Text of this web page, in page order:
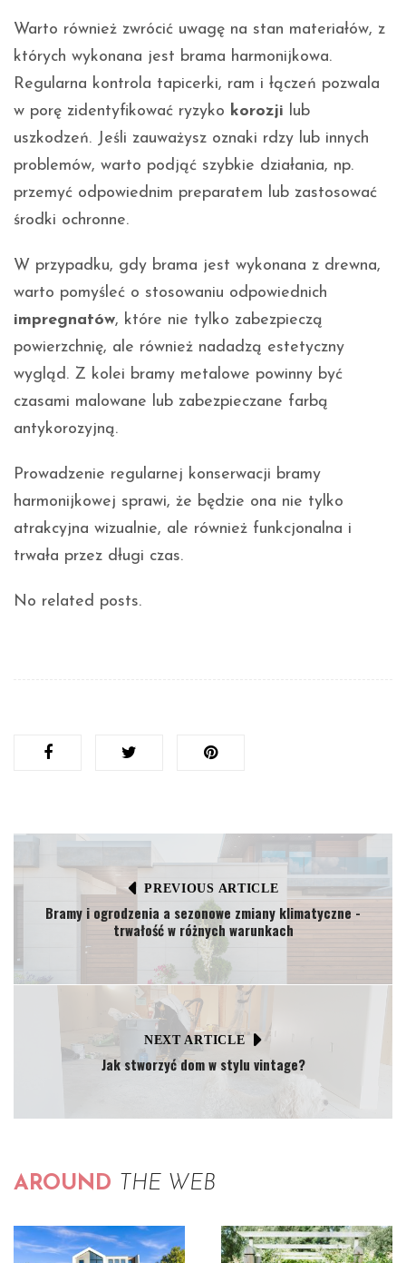
Warto również zwrócić uwagę na stan materiałów, z
których wykonana jest brama harmonijkowa.
Regularna kontrola tapicerki, ram i łączeń pozwala
w porę zidentyfikować ryzyko korozji lub
uszkodzeń. Jeśli zauważysz oznaki rdzy lub innych
problemów, warto podjąć szybkie działania, np.
przemyć odpowiednim preparatem lub zastosować
środki ochronne.
W przypadku, gdy brama jest wykonana z drewna,
warto pomyśleć o stosowaniu odpowiednich
impregnatów, które nie tylko zabezpieczą
powierzchnię, ale również nadadzą estetyczny
wygląd. Z kolei bramy metalowe powinny być
czasami malowane lub zabezpieczane farbą
antykorozyjną.
Prowadzenie regularnej konserwacji bramy
harmonijkowej sprawi, że będzie ona nie tylko
atrakcyjna wizualnie, ale również funkcjonalna i
trwała przez długi czas.
No related posts.
PREVIOUS ARTICLE
Bramy i ogrodzenia a sezonowe zmiany klimatyczne -
trwałość w różnych warunkach
NEXT ARTICLE
Jak stworzyć dom w stylu vintage?
AROUND THE WEB